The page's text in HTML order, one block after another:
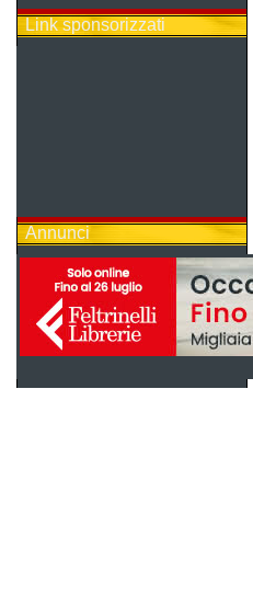
Link sponsorizzati
Annunci